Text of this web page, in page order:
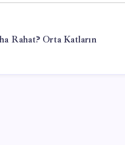
Rahat? Orta Katların